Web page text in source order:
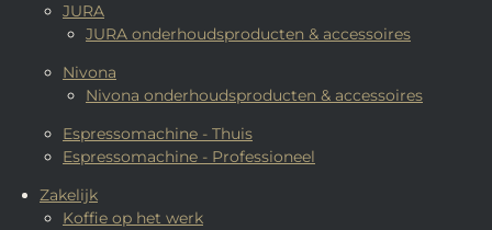
JURA
JURA onderhoudsproducten & accessoires
Nivona
Nivona onderhoudsproducten & accessoires
Espressomachine - Thuis
Espressomachine - Professioneel
Zakelijk
Koffie op het werk